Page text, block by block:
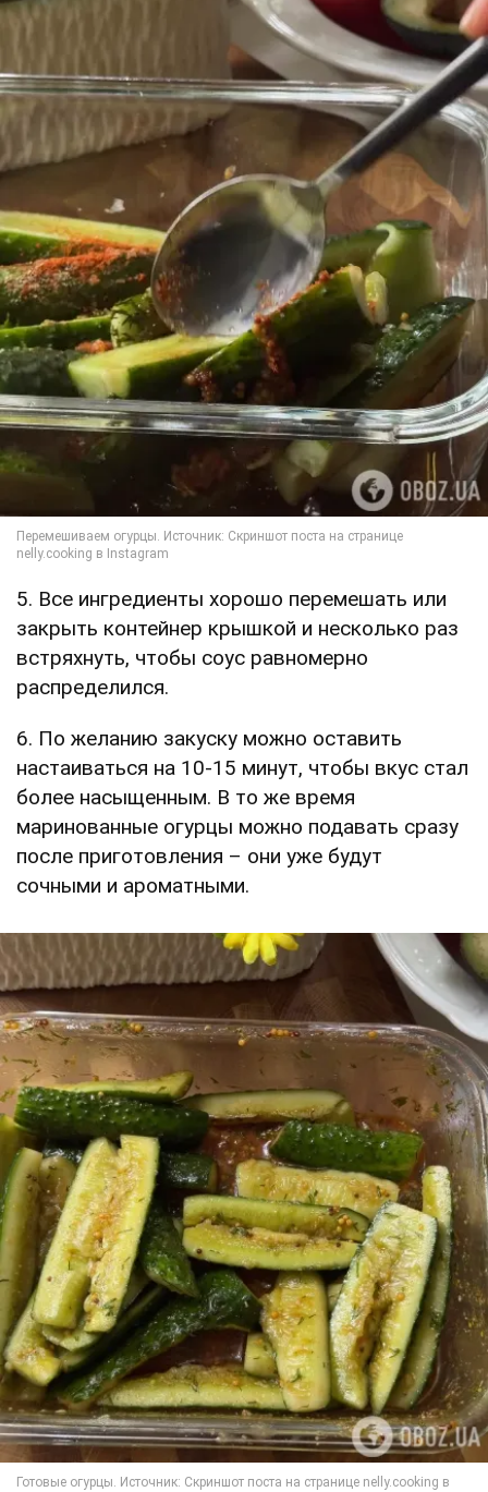
5. Все ингредиенты хорошо перемешать или
закрыть контейнер крышкой и несколько раз
встряхнуть, чтобы соус равномерно
распределился.
6. По желанию закуску можно оставить
настаиваться на 10-15 минут, чтобы вкус стал
более насыщенным. В то же время
маринованные огурцы можно подавать сразу
после приготовления – они уже будут
сочными и ароматными.